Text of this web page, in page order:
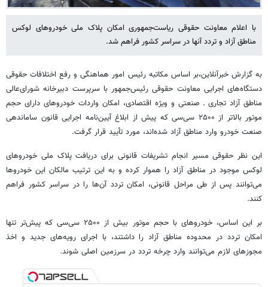
با اعلام معاونت حقوقی ریاست‌جمهوری امکان پلاک ملی خودروهای لوکس
مناطق آزاد و تردد آنها در سراسر کشور فراهم شد.
به گزارش خبرآنلاین،بر اساس مکاتبه رئیس امور هماهنگی و رفع اختلافات حقوقی
دستگاه‌های اجرایی معاونت حقوقی رئیس‌جمهور با سرپرست دبیرخانه شورای‌عالی
مناطق آزاد تجاری ـ صنعتی و ویژه اقتصادی، امکان واردات خودروهای دارای حجم
موتور بالاتر از ۲۵۰۰ سی‌سی که پیش از ابلاغ آیین‌نامه اجرایی قانون ساماندهی
صنعت خودرو وارد مناطق آزاد شده‌اند، مورد تأیید قرار گرفت.
این نظر حقوقی مسیر انجام تشریفات قانونی برای دریافت پلاک ملی خودروهای
لوکس موجود در مناطق آزاد را هموار کرده و به این ترتیب مالکان این خودروها
می‌توانند پس از طی مراحل قانونی، امکان تردد آن‌ها را در سراسر کشور فراهم
کنند.
بر این اساس، خودروهای با حجم موتور بیش از ۲۵۰۰ سی‌سی که پیش‌تر تنها
امکان تردد در محدوده مناطق آزاد را داشتند، با اجرای رویه‌های جدید و اخذ
مجوزهای لازم می‌توانند وارد چرخه تردد در سرزمین اصلی شوند.